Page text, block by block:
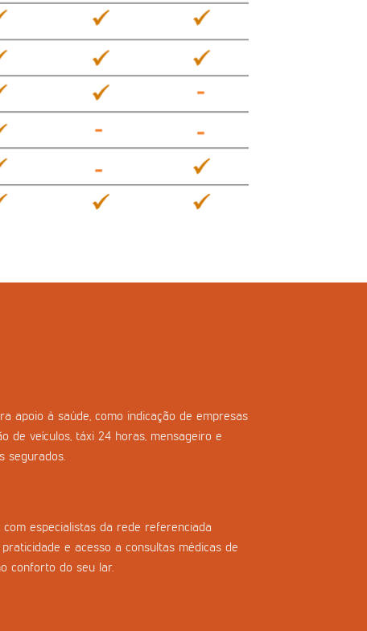
apoio à saúde, como indicação de empresas
de veículos, táxi 24 horas, mensageiro e
segurados.
especialistas da rede referenciada
e acesso a consultas médicas de
conforto do seu lar.